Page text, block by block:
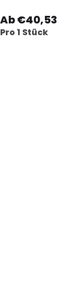
Ab €40,53
Pro 1 Stück